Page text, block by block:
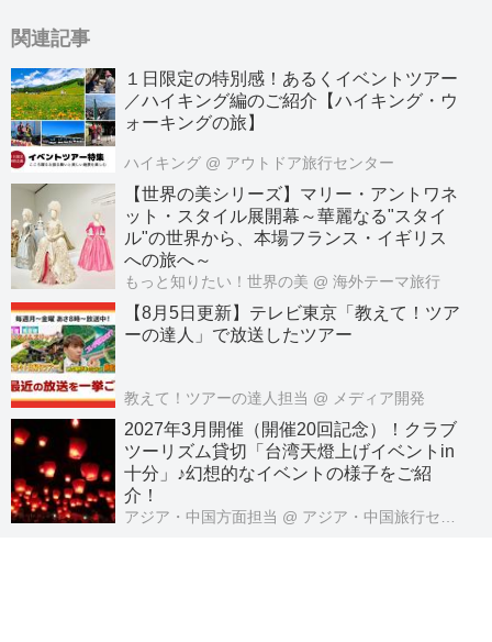
関連記事
１日限定の特別感！あるくイベントツアー
／ハイキング編のご紹介【ハイキング・ウ
ォーキングの旅】
ハイキング @ アウトドア旅行センター
【世界の美シリーズ】マリー・アントワネ
ット・スタイル展開幕～華麗なる"スタイ
ル"の世界から、本場フランス・イギリス
への旅へ～
もっと知りたい！世界の美 @ 海外テーマ旅行
【8月5日更新】テレビ東京「教えて！ツア
ーの達人」で放送したツアー
教えて！ツアーの達人担当 @ メディア開発
2027年3月開催（開催20回記念）！クラブ
ツーリズム貸切「台湾天燈上げイベントin
十分」♪幻想的なイベントの様子をご紹
介！
アジア・中国方面担当 @ アジア・中国旅行センター